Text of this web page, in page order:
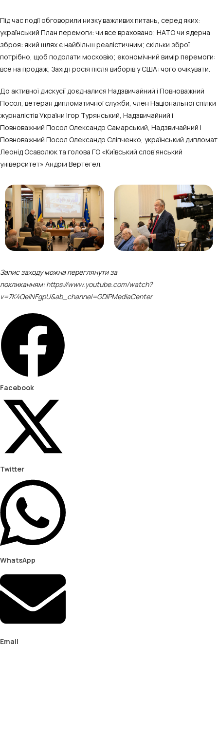
Під час події обговорили низку важливих питань, серед яких:
український План перемоги: чи все враховано; НАТО чи ядерна
зброя: який шлях є найбільш реалістичним; скільки зброї
потрібно, щоб подолати московію; економічний вимір перемоги:
все на продаж; Захід і росія після виборів у США: чого очікувати.
До активної дискусії доєдналися Надзвичайний і Повноважний
Посол, ветеран дипломатичної служби, член Національної спілки
журналістів України Ігор Турянський, Надзвичайний і
Повноважний Посол Олександр Самарський, Надзвичайний і
Повноважний Посол Олександр Сліпченко, український дипломат
Леонід Осаволюк та голова ГО «Київський слов’янський
університет» Андрій Вертегел.
Запис заходу можна переглянути за
покликанням:https://www.youtube.com/watch?
v=7K4QeINFgpU&ab_channel=GDIPMediaCenter
Facebook
Twitter
WhatsApp
Email